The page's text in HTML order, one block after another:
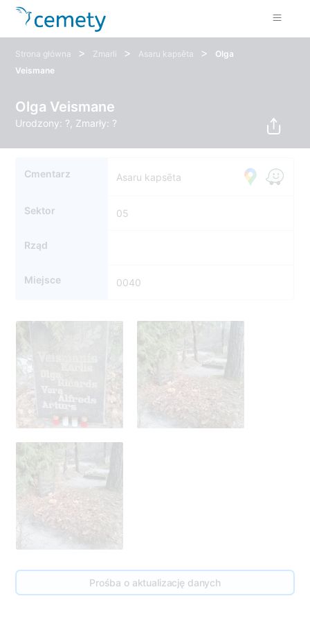
Strona główna > Zmarli > Asaru kapsēta >
Olga
Veismane
Olga Veismane
Urodzony: ?, Zmarły: ?
Cmentarz Asaru kapsēta
Sektor 05
Rząd
Miejsce 0040
Prośba o aktualizację danych